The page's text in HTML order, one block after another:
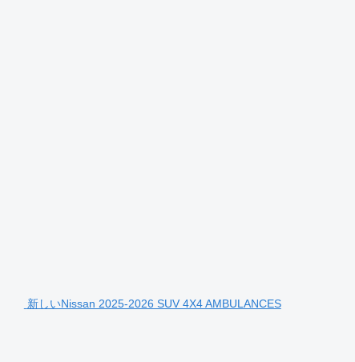
新しいNissan 2025-2026 SUV 4X4 AMBULANCES